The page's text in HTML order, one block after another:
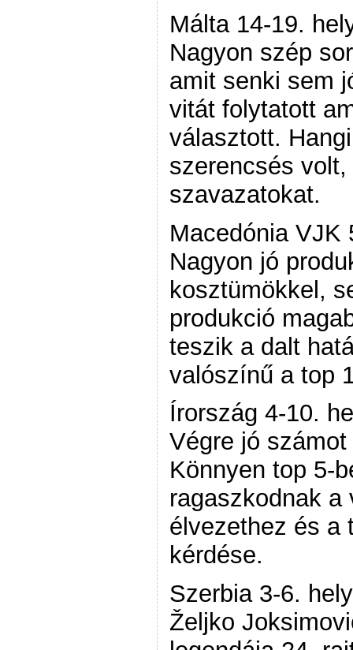
Málta 14-19.
Nagyon szép
amit senki sem
vitát folytatott
választott.
szerencsés
szavazatokat.
Macedónia VJK
Nagyon jó
kosztümökkel,
produkció
teszik a dalt
valószínű a top
Írország 4-10.
Végre jó
Könnyen top 5-
ragaszkodnak a
élvezethez és a
kérdése.
Szerbia 3-6. hely
Željko